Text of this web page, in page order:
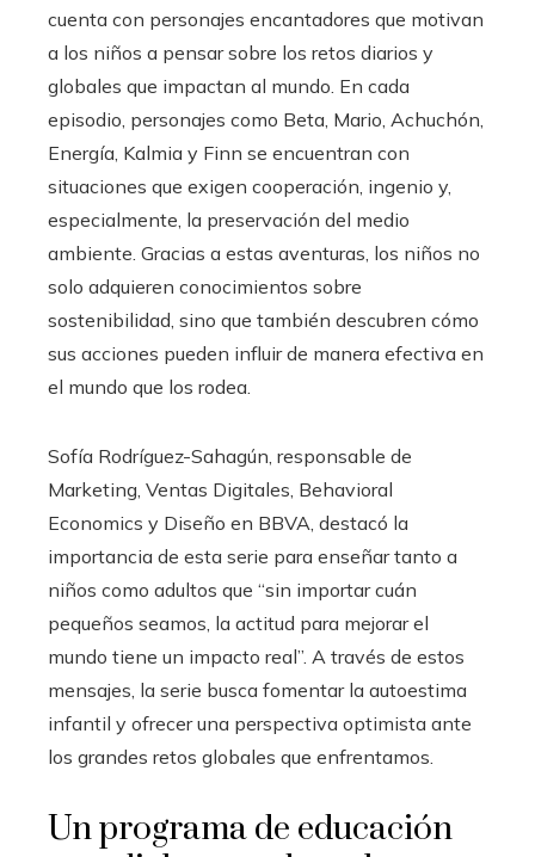
cuenta con personajes encantadores que motivan
a los niños a pensar sobre los retos diarios y
globales que impactan al mundo. En cada
episodio, personajes como Beta, Mario, Achuchón,
Energía, Kalmia y Finn se encuentran con
situaciones que exigen cooperación, ingenio y,
especialmente, la preservación del medio
ambiente. Gracias a estas aventuras, los niños no
solo adquieren conocimientos sobre
sostenibilidad, sino que también descubren cómo
sus acciones pueden influir de manera efectiva en
el mundo que los rodea.
Sofía Rodríguez-Sahagún, responsable de
Marketing, Ventas Digitales, Behavioral
Economics y Diseño en BBVA, destacó la
importancia de esta serie para enseñar tanto a
niños como adultos que “sin importar cuán
pequeños seamos, la actitud para mejorar el
mundo tiene un impacto real”. A través de estos
mensajes, la serie busca fomentar la autoestima
infantil y ofrecer una perspectiva optimista ante
los grandes retos globales que enfrentamos.
Un programa de educación